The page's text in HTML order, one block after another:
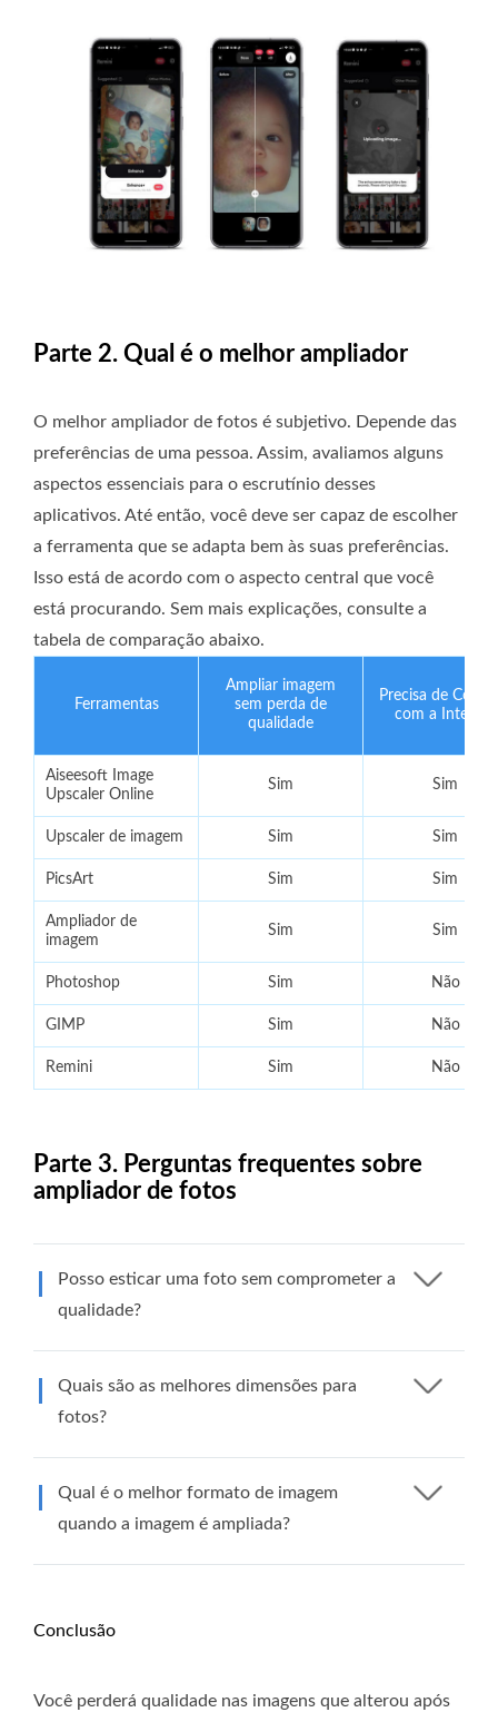
Parte 2. Qual é o melhor ampliador
O melhor ampliador de fotos é subjetivo. Depende das
preferências de uma pessoa. Assim, avaliamos alguns
aspectos essenciais para o escrutínio desses
aplicativos. Até então, você deve ser capaz de escolher
a ferramenta que se adapta bem às suas preferências.
Isso está de acordo com o aspecto central que você
está procurando. Sem mais explicações, consulte a
tabela de comparação abaixo.
Ferramentas
Ampliar imagem
sem perda de
qualidade
Precisa de
com a Internet
Aiseesoft Image
Upscaler Online
Sim Sim
Upscaler de imagem Sim Sim
PicsArt Sim Sim
Ampliador de
imagem
Sim Sim
Photoshop Sim Não
GIMP Sim Não
Remini Sim Não
Parte 3. Perguntas frequentes sobre
ampliador de fotos
Posso esticar uma foto sem comprometer a
qualidade?
Quais são as melhores dimensões para
fotos?
Qual é o melhor formato de imagem
quando a imagem é ampliada?
Conclusão
Você perderá qualidade nas imagens que alterou após